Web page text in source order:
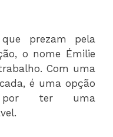
prezam pela
o nome Émilie
Com uma
é uma opção
por ter uma